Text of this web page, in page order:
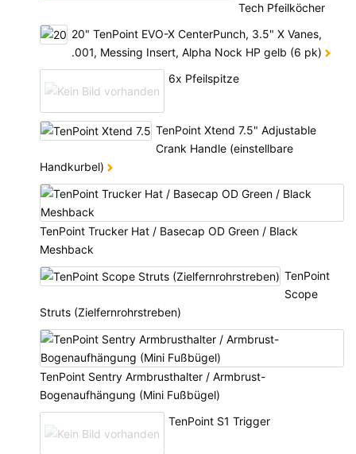
Tech Pfeilköcher
20" TenPoint EVO-X CenterPunch, 3.5" X Vanes,
.001, Messing Insert, Alpha Nock HP gelb (6 pk)
6x Pfeilspitze
TenPoint Xtend 7.5" Adjustable
Crank Handle (einstellbare
Handkurbel)
TenPoint Trucker Hat / Basecap OD Green / Black
Meshback
TenPoint
Scope
Struts (Zielfernrohrstreben)
TenPoint Sentry Armbrusthalter / Armbrust-
Bogenaufhängung (Mini Fußbügel)
TenPoint S1 Trigger